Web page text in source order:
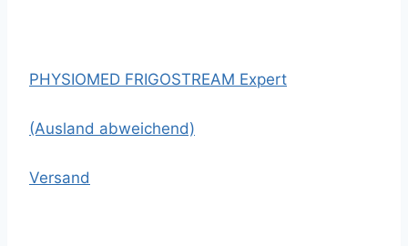
PHYSIOMED FRIGOSTREAM Expert
(Ausland abweichend)
Versand